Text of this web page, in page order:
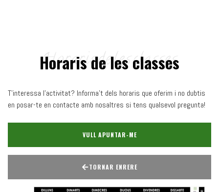
Horaris de les classes
T'interessa l'activitat? Informa't dels horaris que oferim i no dubtis
en posar-te en contacte amb nosaltres si tens qualsevol pregunta!
VULL APUNTAR-ME
TORNAR ENRERE